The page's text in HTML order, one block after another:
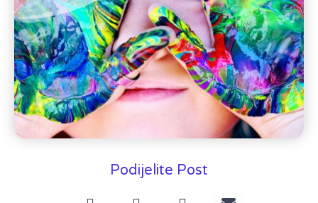
Podijelite Post